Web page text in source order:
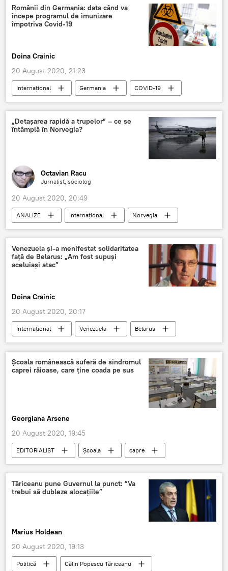
Belarus
Românii din Germania: data când va
începe programul de imunizare
împotriva Covid-19
Doina Crainic
20 August 2020, 21:23
Internaţional Germania
COVID-19
România
„Detașarea rapidă a trupelor” – ce se
întâmplă în Norvegia?
Octavian Racu
Jurnalist, sociolog
20 August 2020, 20:49
ANALIZE Internaţional
Norvegia
SUA
NATO Rusia
Venezuela şi-a menifestat solidaritatea
faţă de Belarus: „Am fost supuşi
aceluiaşi atac”
Doina Crainic
20 August 2020, 20:17
Internaţional Venezuela Belarus
Școala românească suferă de sindromul
caprei râioase, care ține coada pe sus
Georgiana Arsene
20 August 2020, 19:45
EDITORIALIST Școala
capre
sindrom
Tăriceanu pune Guvernul la punct: ”Va
trebui să dubleze alocațiile”
Marius Holdean
20 August 2020, 19:13
Politică
Călin Popescu Tăriceanu